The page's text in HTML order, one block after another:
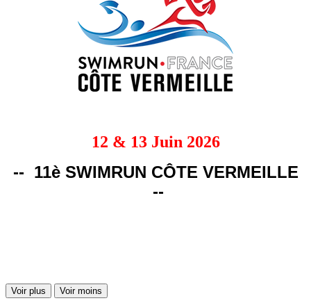
12 & 13 Juin 2026
-- 11è SWIMRUN CÔTE VERMEILLE
--
Voir plus Voir moins